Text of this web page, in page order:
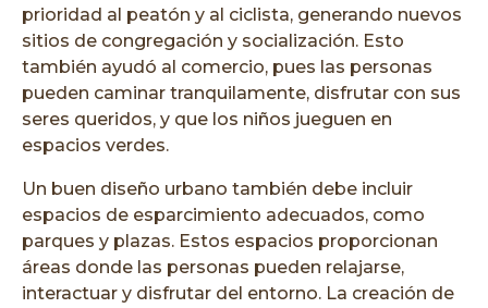
prioridad al peatón y al ciclista, generando nuevos
sitios de congregación y socialización. Esto
también ayudó al comercio, pues las personas
pueden caminar tranquilamente, disfrutar con sus
seres queridos, y que los niños jueguen en
espacios verdes.
Un buen diseño urbano también debe incluir
espacios de esparcimiento adecuados, como
parques y plazas. Estos espacios proporcionan
áreas donde las personas pueden relajarse,
interactuar y disfrutar del entorno. La creación de